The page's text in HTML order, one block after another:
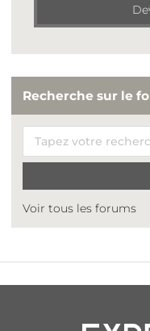
Recherche sur le
Voir tous les forums